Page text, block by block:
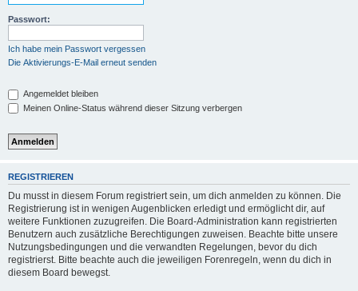
Passwort:
Ich habe mein Passwort vergessen
Die Aktivierungs-E-Mail erneut senden
Angemeldet bleiben
Meinen Online-Status während dieser Sitzung verbergen
REGISTRIEREN
Du musst in diesem Forum registriert sein, um dich anmelden zu können. Die
Registrierung ist in wenigen Augenblicken erledigt und ermöglicht dir, auf
weitere Funktionen zuzugreifen. Die Board-Administration kann registrierten
Benutzern auch zusätzliche Berechtigungen zuweisen. Beachte bitte unsere
Nutzungsbedingungen und die verwandten Regelungen, bevor du dich
registrierst. Bitte beachte auch die jeweiligen Forenregeln, wenn du dich in
diesem Board bewegst.